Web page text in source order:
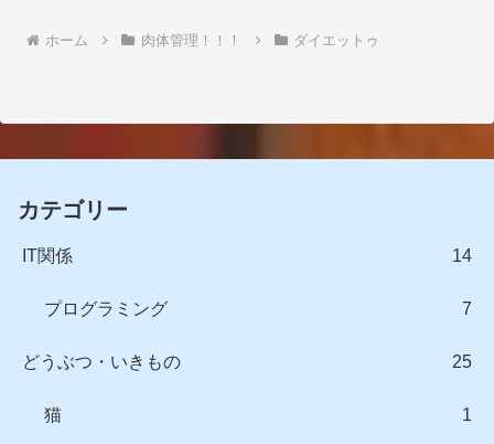
ホーム 肉体管理！！！ ダイエットゥ
カテゴリー
IT関係 14
プログラミング 7
どうぶつ・いきもの 25
猫 1